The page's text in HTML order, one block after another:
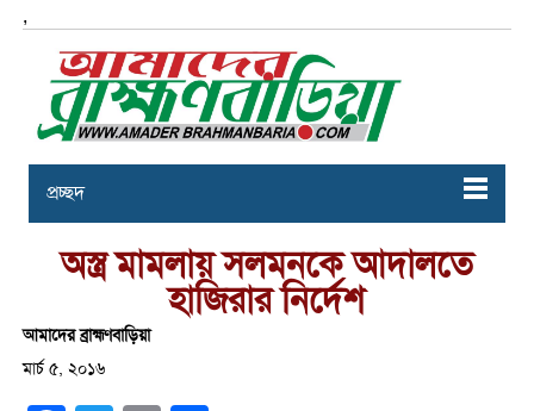
,
প্রচ্ছদ
অস্ত্র মামলায় সলমনকে আদালতে
হাজিরার নির্দেশ
আমাদের ব্রাহ্মণবাড়িয়া
মার্চ ৫, ২০১৬